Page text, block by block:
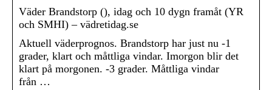
Väder Brandstorp (), idag och 10 dygn framåt (YR
och SMHI) – vädretidag.se
Aktuell väderprognos. Brandstorp har just nu -1
grader, klart och måttliga vindar. Imorgon blir det
klart på morgonen. -3 grader. Måttliga vindar
från …